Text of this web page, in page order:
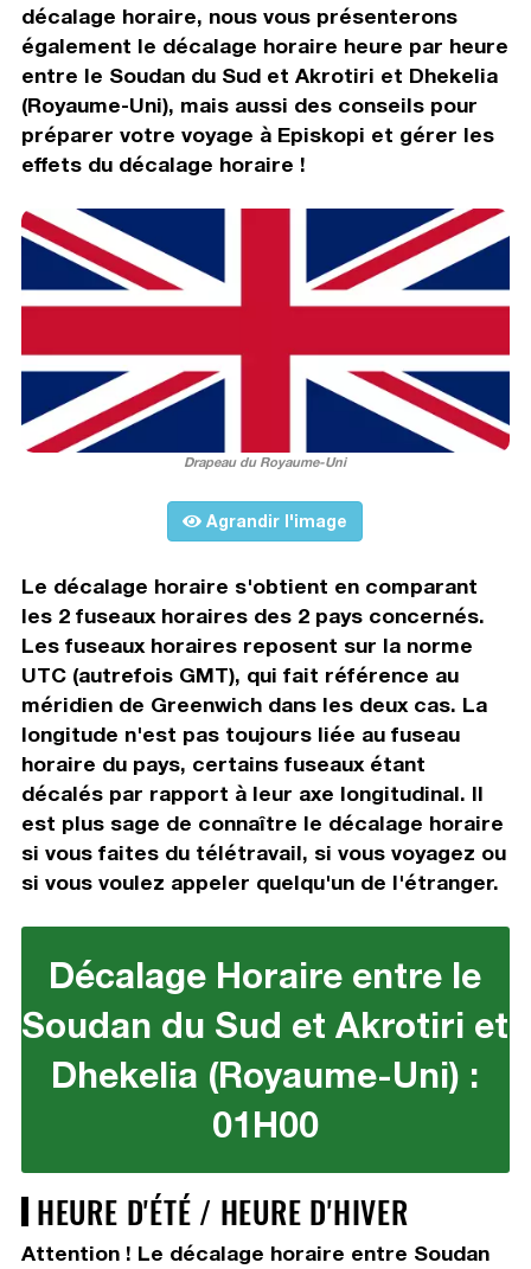
décalage horaire, nous vous présenterons
également le décalage horaire heure par heure
entre le Soudan du Sud et Akrotiri et Dhekelia
(Royaume-Uni), mais aussi des conseils pour
préparer votre voyage à Episkopi et gérer les
effets du décalage horaire !
Drapeau du Royaume-Uni
Agrandir l'image
Le décalage horaire s'obtient en comparant
les 2 fuseaux horaires des 2 pays concernés.
Les fuseaux horaires reposent sur la norme
UTC (autrefois GMT), qui fait référence au
méridien de Greenwich dans les deux cas. La
longitude n'est pas toujours liée au fuseau
horaire du pays, certains fuseaux étant
décalés par rapport à leur axe longitudinal. Il
est plus sage de connaître le décalage horaire
si vous faites du télétravail, si vous voyagez ou
si vous voulez appeler quelqu'un de l'étranger.
Décalage Horaire entre le
Soudan du Sud et Akrotiri et
Dhekelia (Royaume-Uni) :
01H00
HEURE D'ÉTÉ / HEURE D'HIVER
Attention ! Le décalage horaire entre Soudan